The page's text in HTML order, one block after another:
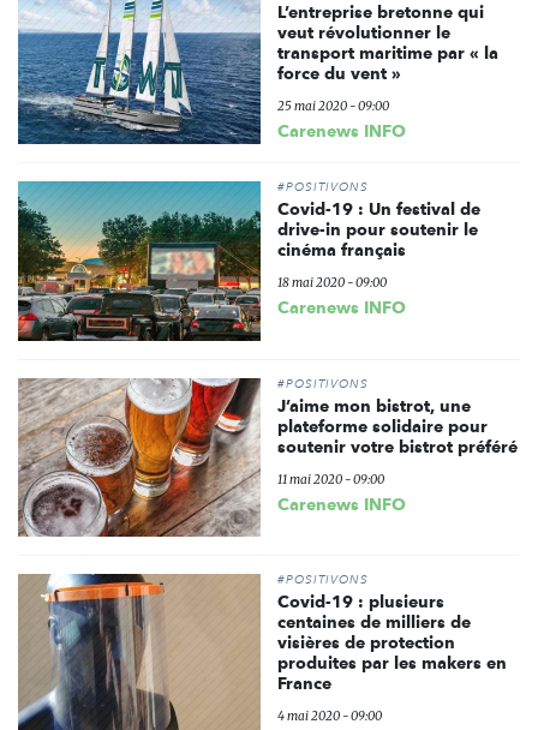
L’entreprise bretonne qui
veut révolutionner le
transport maritime par « la
force du vent »
25 mai 2020 - 09:00
Carenews INFO
#POSITIVONS
Covid-19 : Un festival de
drive-in pour soutenir le
cinéma français
18 mai 2020 - 09:00
Carenews INFO
#POSITIVONS
J’aime mon bistrot, une
plateforme solidaire pour
soutenir votre bistrot préféré
11 mai 2020 - 09:00
Carenews INFO
#POSITIVONS
Covid-19 : plusieurs
centaines de milliers de
visières de protection
produites par les makers en
France
4 mai 2020 - 09:00